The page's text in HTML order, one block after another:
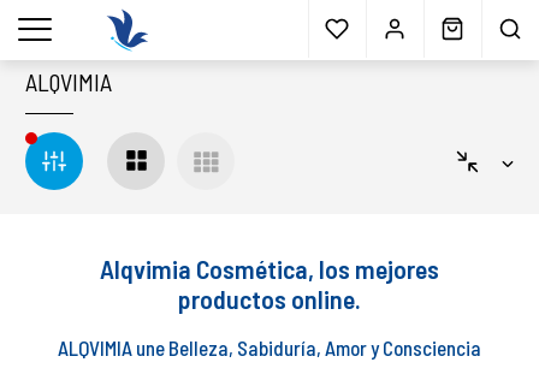
Envío gratisa partir 40€* Muestras gratis Blog
menu
ALQVIMIA
Alqvimia Cosmética, los mejores
productos online.
ALQVIMIA une Belleza, Sabiduría, Amor y Consciencia